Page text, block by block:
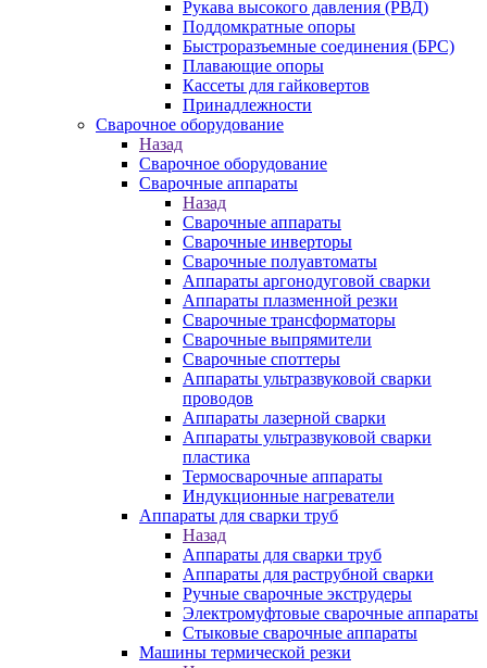
Рукава высокого давления (РВД)
Поддомкратные опоры
Быстроразъемные соединения (БРС)
Плавающие опоры
Кассеты для гайковертов
Принадлежности
Сварочное оборудование
Назад
Сварочное оборудование
Сварочные аппараты
Назад
Сварочные аппараты
Сварочные инверторы
Сварочные полуавтоматы
Аппараты аргонодуговой сварки
Аппараты плазменной резки
Сварочные трансформаторы
Сварочные выпрямители
Сварочные споттеры
Аппараты ультразвуковой сварки
проводов
Аппараты лазерной сварки
Аппараты ультразвуковой сварки
пластика
Термосварочные аппараты
Индукционные нагреватели
Аппараты для сварки труб
Назад
Аппараты для сварки труб
Аппараты для раструбной сварки
Ручные сварочные экструдеры
Электромуфтовые сварочные аппараты
Стыковые сварочные аппараты
Машины термической резки